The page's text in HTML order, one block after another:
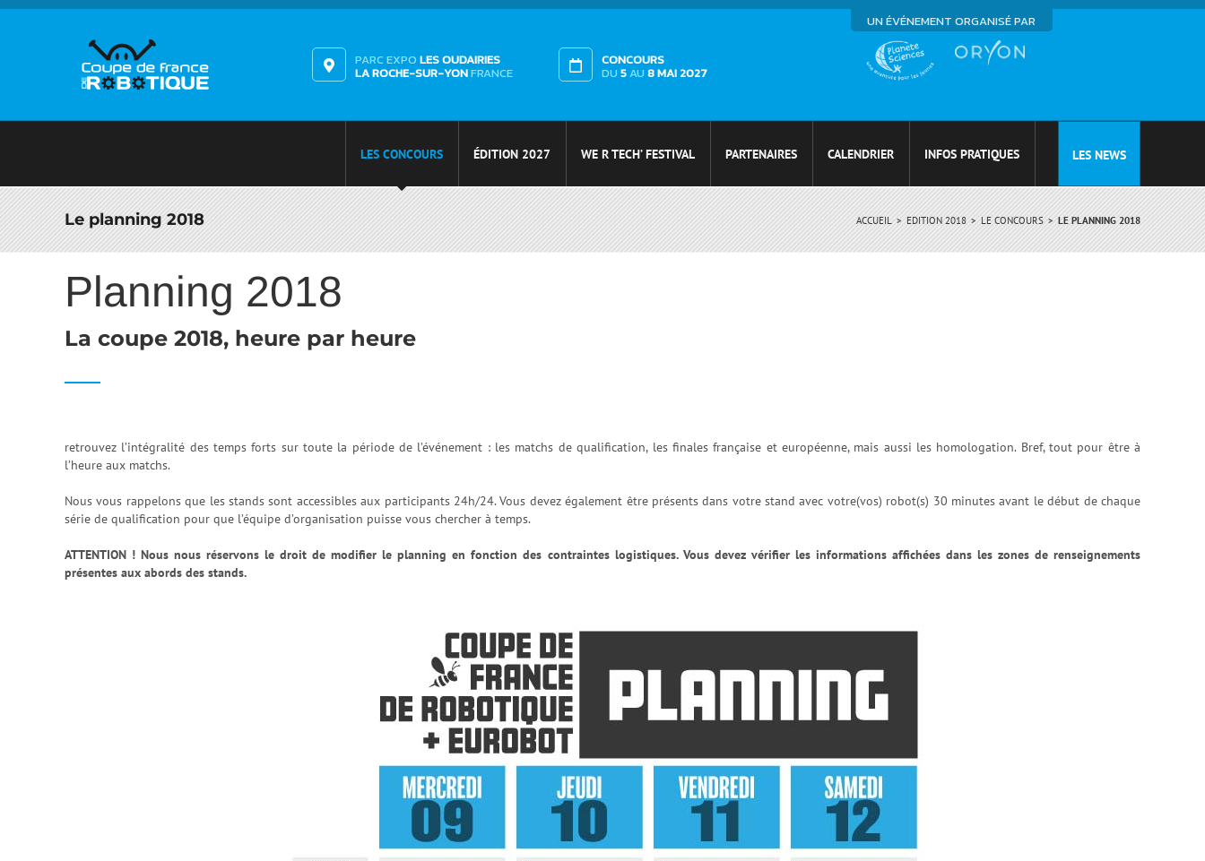
Passer
UN ÉVÉNEMENT ORGANISÉ PAR
PARC EXPO LES OUDAIRIES
LA ROCHE-SUR-YONFRANCE
CONCOURS
DU 5AU 8 MAI 2027
LES CONCOURS ÉDITION 2027 WE R TECH’ FESTIVAL PARTENAIRES CALENDRIER INFOS PRATIQUES LES NEWS
Le planning 2018 ACCUEIL EDITION 2018 LE CONCOURS LE PLANNING 2018
Planning 2018
La coupe 2018, heure par heure
retrouvez l’intégralité des temps forts sur toute la période de l’événement : les matchs de qualification, les finales française et européenne, mais aussi les homologation. Bref, tout pour être à
l’heure aux matchs.
Nous vous rappelons que les stands sont accessibles aux participants 24h/24. Vous devez également être présents dans votre stand avec votre(vos) robot(s) 30 minutes avant le début de chaque
série de qualification pour que l’équipe d’organisation puisse vous chercher à temps.
ATTENTION ! Nous nous réservons le droit de modifier le planning en fonction des contraintes logistiques. Vous devez vérifier les informations affichées dans les zones de renseignements
présentes aux abords des stands.